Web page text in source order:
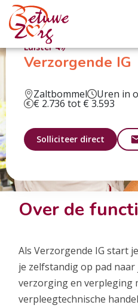
Luister
Verzorgende IG
Zaltbommel Uren in
€ 2.736 tot € 3.593
Solliciteer direct
Over de
Als Verzorgende IG start
je zelfstandig op pad naar
verzorging en verpleging
verpleegtechnische